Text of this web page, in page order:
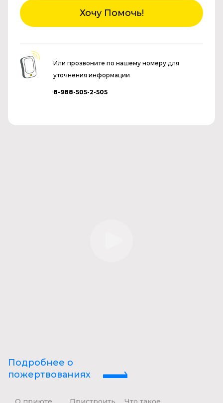
Хочу Помочь!
Или прозвоните по нашему номеру для
уточнения информации
8-988-505-2-505
Подробнее о
пожертвованиях